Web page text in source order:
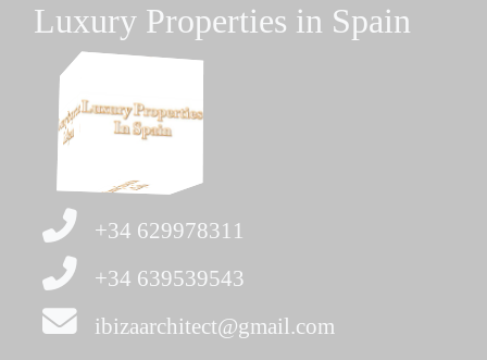
Luxury Properties in Spain
+34 629978311
+34 639539543
ibizaarchitect@gmail.com